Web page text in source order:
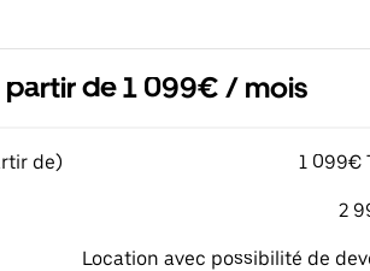
partir de 1 099€ / mois
de) 1 099€
2
Location avec possibilité de